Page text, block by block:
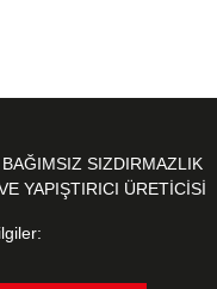
BAĞIMSIZ SIZDIRMAZLIK
YAPIŞTIRICI ÜRETİCİSİ